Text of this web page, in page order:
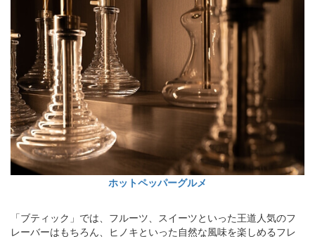
ホットペッパーグルメ
「ブティック」では、フルーツ、スイーツといった王道人気のフ
レーバーはもちろん、ヒノキといった自然な風味を楽しめるフレ